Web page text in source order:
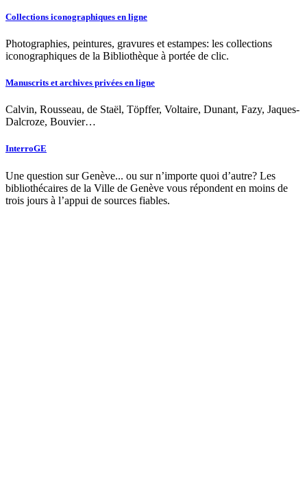
Collections iconographiques en ligne
Photographies, peintures, gravures et estampes: les collections
iconographiques de la Bibliothèque à portée de clic.
Manuscrits et archives privées en ligne
Calvin, Rousseau, de Staël, Töpffer, Voltaire, Dunant, Fazy, Jaques-
Dalcroze, Bouvier…
InterroGE
Une question sur Genève... ou sur n’importe quoi d’autre? Les
bibliothécaires de la Ville de Genève vous répondent en moins de
trois jours à l’appui de sources fiables.